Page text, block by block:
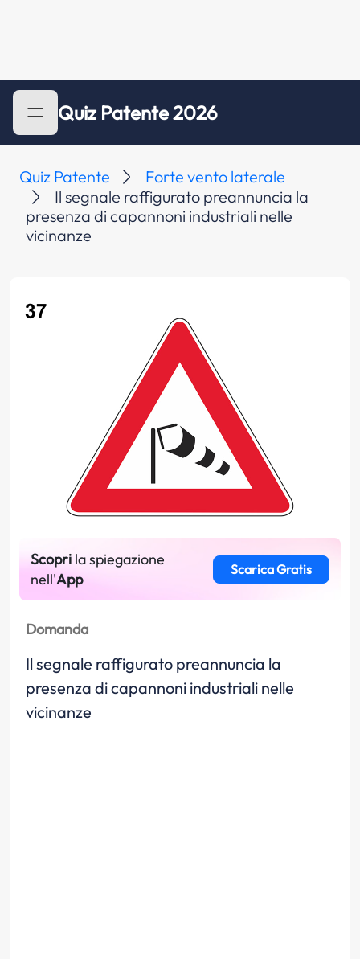
Quiz Patente 2026
Quiz Patente
Forte vento laterale
Il segnale raffigurato preannuncia la
presenza di capannoni industriali nelle
vicinanze
Scopri la spiegazione
nell'App
Scarica Gratis
Domanda
Il segnale raffigurato preannuncia la
presenza di capannoni industriali nelle
vicinanze